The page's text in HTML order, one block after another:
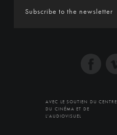
AVEC LE SOUTIEN DU CENTRE
DU CINÉMA ET DE
L'AUDIOVISUEL